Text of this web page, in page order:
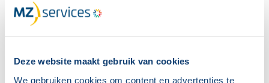
Deze website maakt gebruik van cookies
We gebruiken cookies om content en advertenties te
vriendengroep vormt elke organisatie een
eigen...
Bekijken